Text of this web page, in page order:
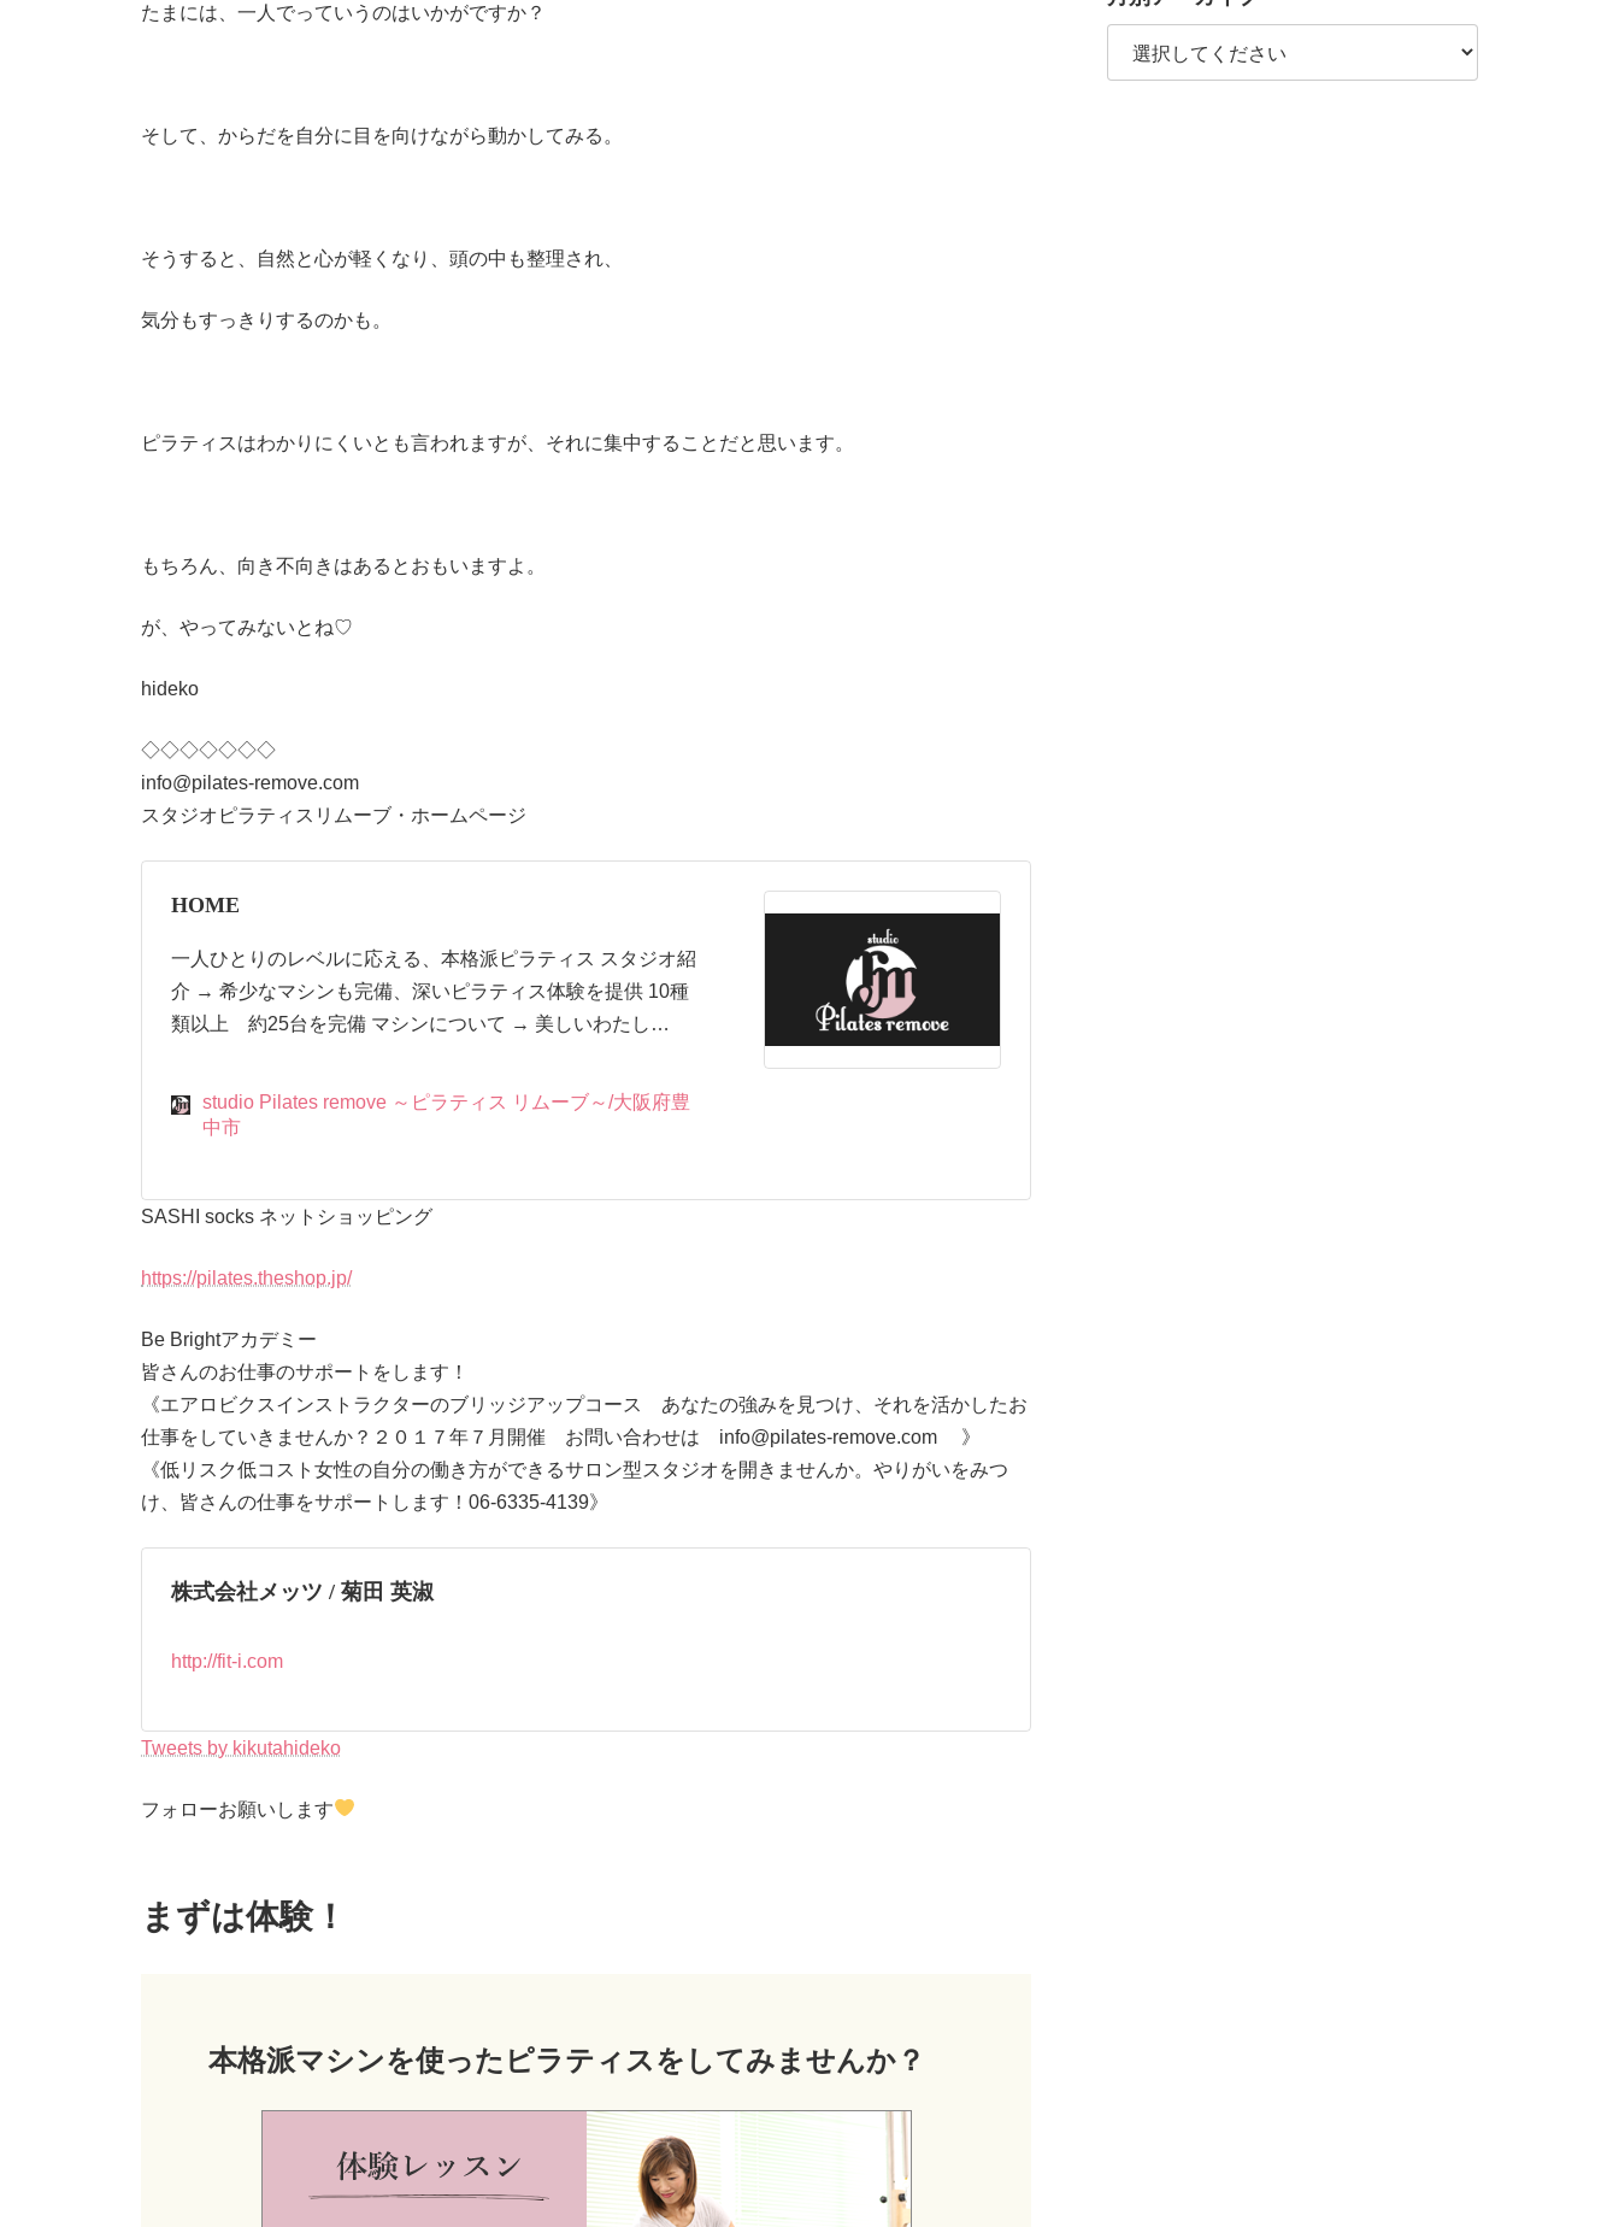
たまには、一人でっていうのはいかがですか？
そして、からだを自分に目を向けながら動かしてみる。
そうすると、自然と心が軽くなり、頭の中も整理され、
気分もすっきりするのかも。
ピラティスはわかりにくいとも言われますが、それに集中することだと思います。
もちろん、向き不向きはあるとおもいますよ。
が、やってみないとね♡
hideko
◇◇◇◇◇◇◇
info@pilates-remove.com
スタジオピラティスリムーブ・ホームページ
HOME
一人ひとりのレベルに応える、本格派ピラティス スタジオ紹
介 → 希少なマシンも完備、深いピラティス体験を提供 10種
類以上 約25台を完備 マシンについて → 美しいわたし…
studio Pilates remove ～ピラティス リムーブ～/大阪府豊
中市
SASHI socks ネットショッピング
https://pilates.theshop.jp/
Be Brightアカデミー
皆さんのお仕事のサポートをします！
《エアロビクスインストラクターのブリッジアップコース あなたの強みを見つけ、それを活かしたお
仕事をしていきませんか？２０１７年７月開催 お問い合わせは info@pilates-remove.com 》
《低リスク低コスト女性の自分の働き方ができるサロン型スタジオを開きませんか。やりがいをみつ
け、皆さんの仕事をサポートします！06-6335-4139》
株式会社メッツ / 菊田 英淑
http://fit-i.com
Tweets by kikutahideko
フォローお願いします
まずは体験！
本格派マシンを使ったピラティスをしてみませんか？